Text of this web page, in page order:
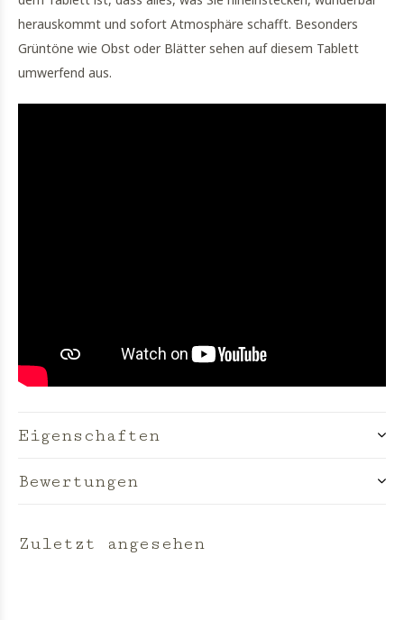
herauskommt und sofort Atmosphäre schafft. Besonders
Grüntöne wie Obst oder Blätter sehen auf diesem Tablett
umwerfend aus.
Eigenschaften
Bewertungen
Zuletzt angesehen